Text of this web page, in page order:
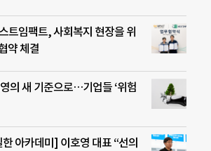
트임팩트, 사회복지 현장을 위
약 체결
의 새 기준으로…기업들 ‘위험
아카데미] 이호영 대표 “선의